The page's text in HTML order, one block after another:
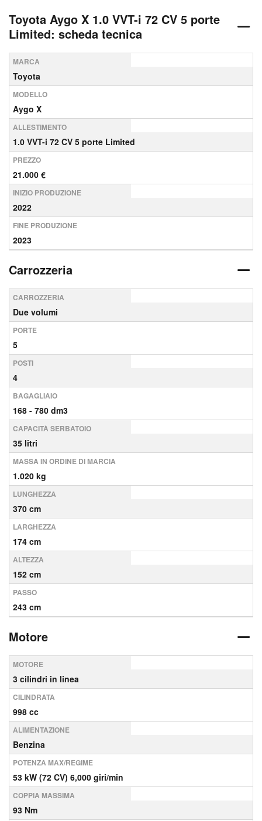
Toyota Aygo X 1.0 VVT-i 72 CV 5 porte
Limited: scheda tecnica
MARCA
Toyota
MODELLO
Aygo X
ALLESTIMENTO
1.0 VVT-i 72 CV 5 porte Limited
PREZZO
21.000 €
INIZIO PRODUZIONE
2022
FINE PRODUZIONE
2023
Carrozzeria
CARROZZERIA
Due volumi
PORTE
5
POSTI
4
BAGAGLIAIO
168 - 780 dm3
CAPACITÀ SERBATOIO
35 litri
MASSA IN ORDINE DI MARCIA
1.020 kg
LUNGHEZZA
370 cm
LARGHEZZA
174 cm
ALTEZZA
152 cm
PASSO
243 cm
Motore
MOTORE
3 cilindri in linea
CILINDRATA
998 cc
ALIMENTAZIONE
Benzina
POTENZA MAX/REGIME
53 kW (72 CV) 6,000 giri/min
COPPIA MASSIMA
93 Nm